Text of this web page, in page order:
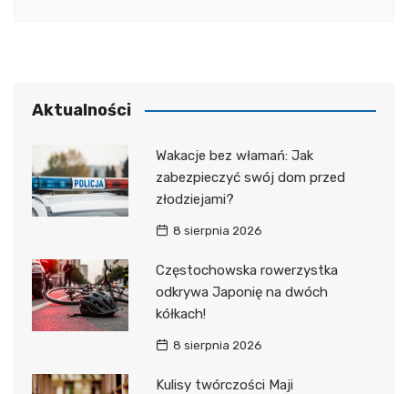
Aktualności
Wakacje bez włamań: Jak
zabezpieczyć swój dom przed
złodziejami?
8 sierpnia 2026
Częstochowska rowerzystka
odkrywa Japonię na dwóch
kółkach!
8 sierpnia 2026
Kulisy twórczości Maji